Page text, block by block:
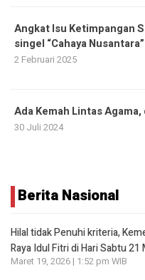
Angkat Isu Ketimpangan
singel “Cahaya Nusantara”
2 Februari 2025
Ada Kemah Lintas
30 Juli 2024
Berita Nasional
Hilal tidak Penuhi kriteria,
Raya Idul Fitri di Hari Sabtu 21
Maret 19, 2026 | 1:52 pm WIB